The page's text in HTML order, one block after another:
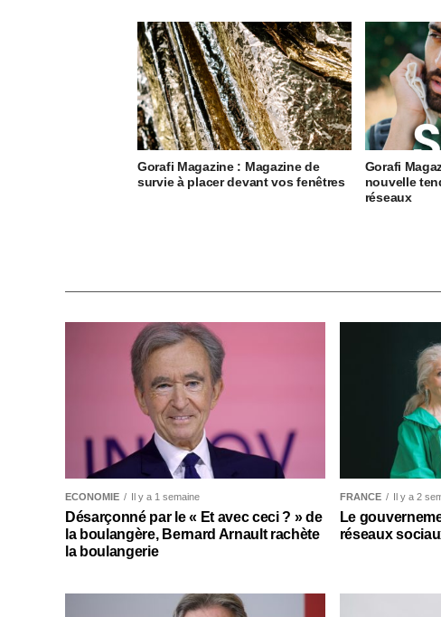
Gorafi Magazine : Magazine de
survie à placer devant vos fenêtres
Gorafi
nouvelle
réseaux
ECONOMIE Il y a 1 semaine
Désarçonné par le « Et avec ceci ? » de
la boulangère, Bernard Arnault rachète
la boulangerie
FRANCE Il y a 2
Le
réseaux